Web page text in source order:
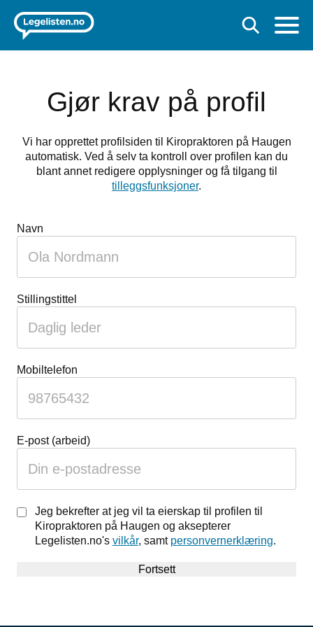
Gjør krav på profil
Vi har opprettet profilsiden til Kiropraktoren på Haugen
automatisk. Ved å selv ta kontroll over profilen kan du
blant annet redigere opplysninger og få tilgang til
tilleggsfunksjoner.
Hvis
kan
ignorere
dette
Navn
Stillingstittel
Mobiltelefon
E-post (arbeid)
Jeg bekrefter at jeg vil ta eierskap til profilen til
Kiropraktoren på Haugen og aksepterer
Legelisten.no's vilkår, samt personvernerklæring.